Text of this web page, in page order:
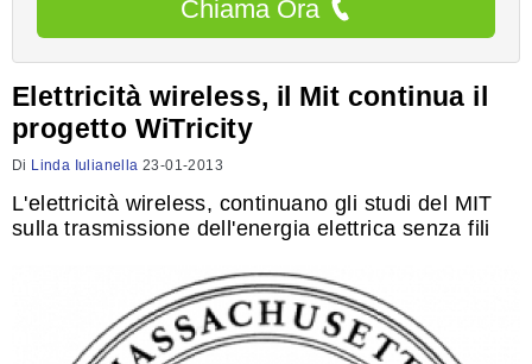
Chiama Ora
Elettricità wireless, il Mit continua il
progetto WiTricity
Di Linda Iulianella 23-01-2013
L'elettricità wireless, continuano gli studi del MIT
sulla trasmissione dell'energia elettrica senza fili